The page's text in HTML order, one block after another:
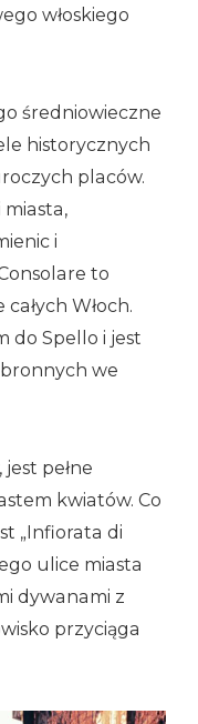
włoskiego
średniowieczne
historycznych
placów.
miasta,
i
to
Włoch.
do Spello i jest
we
pełne
kwiatów. Co
„Infiorata di
ulice miasta
dywanami z
przyciąga